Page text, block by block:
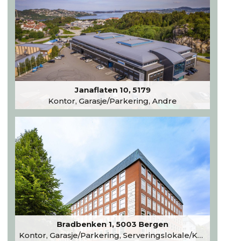
Janaflaten 10, 5179
Kontor, Garasje/Parkering, Andre
Bradbenken 1, 5003 Bergen
Kontor, Garasje/Parkering, Serveringslokale/Kantine, Undervisning/Arrangement